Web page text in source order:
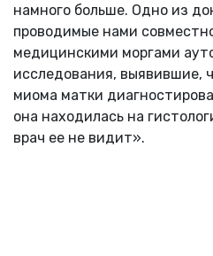
намного больше. Одно из
проводимые нами
медицинскими моргами
исследования, выявившие,
миома матки
она находилась на
врач ее не видит».